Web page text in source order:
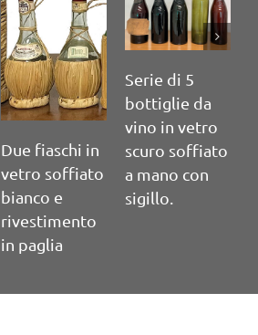
Due fiaschi in
vetro soffiato
bianco e
rivestimento
in paglia
Serie di 5
bottiglie da
vino in vetro
scuro soffiato
a mano con
sigillo.